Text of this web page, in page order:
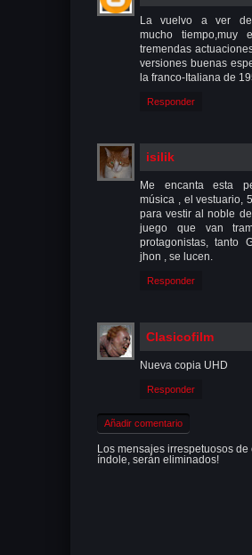
La vuelvo a ver
mucho tiempo,muy
tremendas
versiones buenas
la franco-Italiana de
Responder
isilik
Me encanta esta
música , el vestuario,
para vestir al noble
juego que van
protagonistas, tanto
jhon , se lucen.
Responder
Clasicofilm
Nueva copia UHD
Responder
Añadir comentario
Los mensajes irrespetuosos
índole, serán eliminados!